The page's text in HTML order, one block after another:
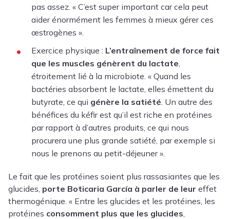
pas assez. « C’est super important car cela peut
aider énormément les femmes à mieux gérer ces
œstrogènes ».
Exercice physique : L’entraînement de force fait
que les muscles génèrent du lactate,
étroitement lié à la microbiote. « Quand les
bactéries absorbent le lactate, elles émettent du
butyrate, ce qui génère la satiété. Un autre des
bénéfices du kéfir est qu’il est riche en protéines
par rapport à d’autres produits, ce qui nous
procurera une plus grande satiété, par exemple si
nous le prenons au petit-déjeuner ».
Le fait que les protéines soient plus rassasiantes que les
glucides, porte Boticaria García à parler de leur effet
thermogénique. « Entre les glucides et les protéines, les
protéines consomment plus que les glucides,